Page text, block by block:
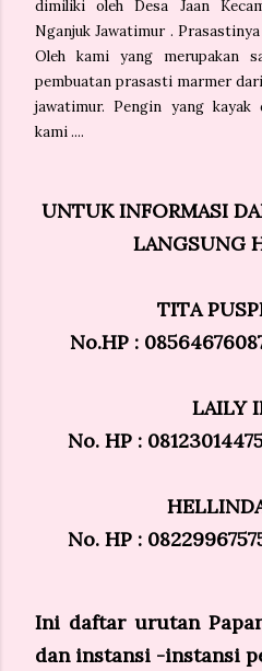
dimiliki oleh Desa Jaan
Nganjuk Jawatimur .
Oleh kami yang merupakan
pembuatan prasasti marmer
jawatimur. Pengin yang kayak
kami ....
UNTUK INFORMASI
LANGSUNG
TITA
No.HP :
LAILY
No. HP :
No. HP :
Ini daftar urutan
dan instansi -instansi